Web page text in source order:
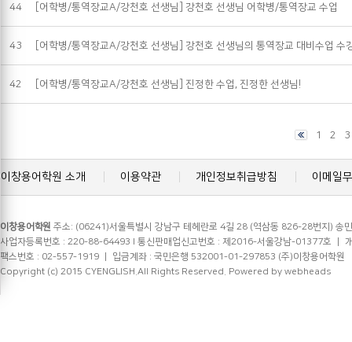
44 [어학병/통역장교A/강천호 선생님] 강천호 선생님 어학병/통역장교 수업
43 [어학병/통역장교A/강천호 선생님] 강천호 선생님의 통역장교 대비수업 수
42 [어학병/통역장교A/강천호 선생님] 진정한 수업, 진정한 선생님!
1 2 3
이창용어학원 소개 이용약관 개인정보취급방침 이메일
이창용어학원 주소: (06241)서울특별시 강남구 테헤란로 4길 28 (역삼동 826-28번지) 송
사업자등록번호 : 220-88-64493 l 통신판매업신고번호 : 제2016-서울강남-01377호
팩스번호 : 02-557-1919 ㅣ 입금계좌 : 국민은행 532001-01-297853 (주)이창용어학원
Copyright (c) 2015 CYENGLISH.All Rights Reserved. Powered by webheads